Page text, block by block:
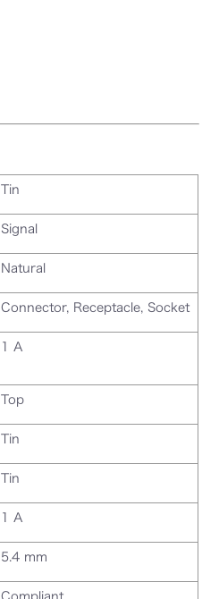
Tin
Signal
Natural
Connector, Receptacle, Socket
1 A
Top
Tin
Tin
1 A
5.4 mm
Compliant